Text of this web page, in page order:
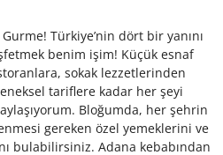
Türkiye’nin dört bir yanını
benim işim! Küçük esnaf
sokak lezzetlerinden
tariflere kadar her şeyi
Bloğumda, her şehrin
gereken özel yemeklerini ve
bulabilirsiniz. Adana kebabından